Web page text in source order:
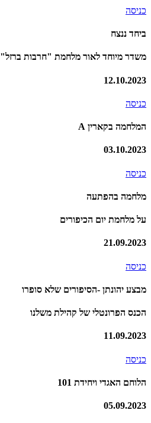
כניסה
ביחד ננצח
משדר מיוחד לאור מלחמת "חרבות ברזל"
12.10.2023
כניסה
המלחמה בקארין A
03.10.2023
כניסה
מלחמה בהפתעה
על מלחמת יום הכיפורים
21.09.2023
כניסה
מבצע יהונתן -הסיפורים שלא סופרו
הכנס הפרונטלי של קהילת משלנו
11.09.2023
כניסה
הלוחם האגדי ויחידת 101
05.09.2023